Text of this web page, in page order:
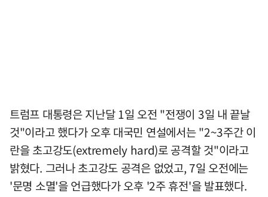
트럼프 대통령은 지난달 1일 오전 "전쟁이 3일 내 끝날
것"이라고 했다가 오후 대국민 연설에서는 "2~3주간 이
란을 초고강도(extremely hard)로 공격할 것"이라고
밝혔다. 그러나 초고강도 공격은 없었고, 7일 오전에는
'문명 소멸'을 언급했다가 오후 '2주 휴전'을 발표했다.